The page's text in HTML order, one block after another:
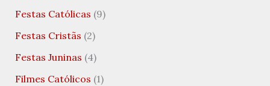
Festas Católicas (9)
Festas Cristãs (2)
Festas Juninas (4)
Filmes Católicos (1)